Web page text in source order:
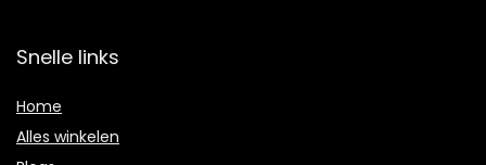
Snelle links
Home
Alles winkelen